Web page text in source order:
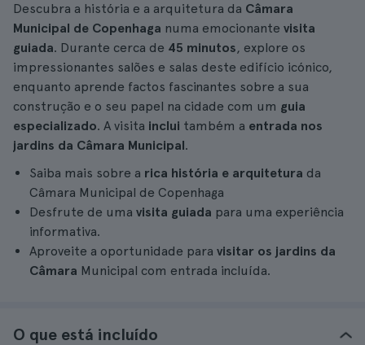
Descubra a história e a arquitetura da Câmara
Municipal de Copenhaga numa emocionante visita
guiada. Durante cerca de 45 minutos, explore os
impressionantes salões e salas deste edifício icónico,
enquanto aprende factos fascinantes sobre a sua
construção e o seu papel na cidade com um guia
especializado. A visita inclui também a entrada nos
jardins da Câmara Municipal.
Saiba mais sobre a rica história e arquitetura da
Câmara Municipal de Copenhaga
Desfrute de uma visita guiada para uma experiência
informativa.
Aproveite a oportunidade para visitar os jardins da
Câmara Municipal com entrada incluída.
O que está incluído